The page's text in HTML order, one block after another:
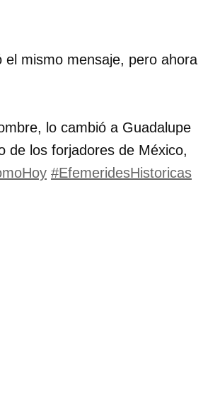
mismo mensaje, pero ahora
lo cambió a Guadalupe
de los forjadores de México,
#EfemeridesHistoricas